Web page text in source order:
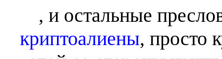
, и остальные
криптоалиены, просто